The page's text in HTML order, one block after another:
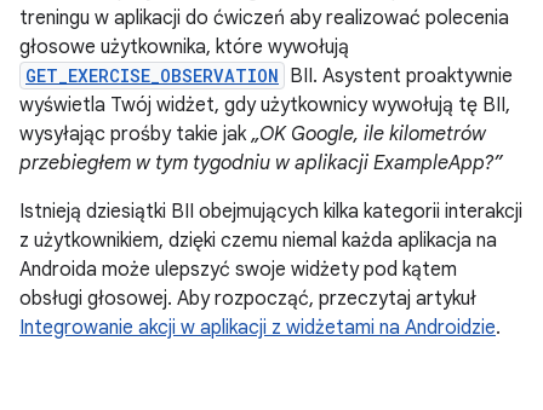
treningu w aplikacji do ćwiczeń aby realizować polecenia
głosowe użytkownika, które wywołują
GET_EXERCISE_OBSERVATION BII. Asystent proaktywnie
wyświetla Twój widżet, gdy użytkownicy wywołują tę BII,
wysyłając prośby takie jak „OK Google, ile kilometrów
przebiegłem w tym tygodniu w aplikacji ExampleApp?”
Istnieją dziesiątki BII obejmujących kilka kategorii interakcji
z użytkownikiem, dzięki czemu niemal każda aplikacja na
Androida może ulepszyć swoje widżety pod kątem
obsługi głosowej. Aby rozpocząć, przeczytaj artykuł
Integrowanie akcji w aplikacji z widżetami na Androidzie.